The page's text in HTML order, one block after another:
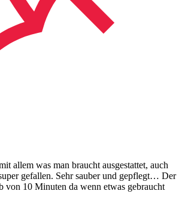
allem was man braucht ausgestattet, auch
gefallen. Sehr sauber und gepflegt… Der
von 10 Minuten da wenn etwas gebraucht